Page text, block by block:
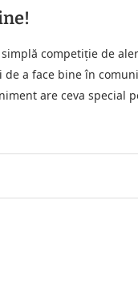
competiție de
a face bine în
are ceva special